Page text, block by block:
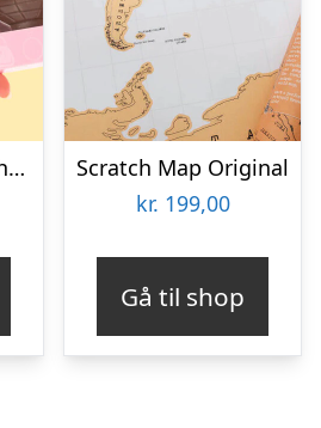
Chokoladeæske Shopping
Scratch Map Original
kr. 199,00
Gå til shop